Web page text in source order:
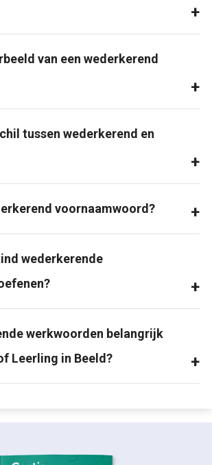
van een wederkerend
tussen wederkerend en
voornaamwoord?
wederkerende
werkwoorden belangrijk
Leerling in Beeld?